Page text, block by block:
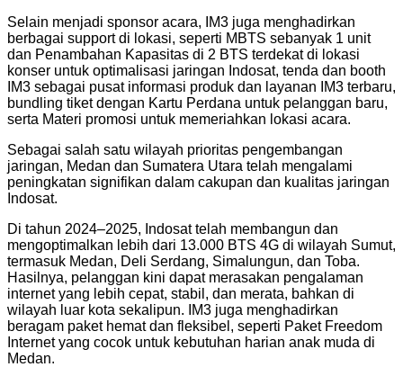
Selain menjadi sponsor acara, IM3 juga menghadirkan
berbagai support di lokasi, seperti MBTS sebanyak 1 unit
dan Penambahan Kapasitas di 2 BTS terdekat di lokasi
konser untuk optimalisasi jaringan Indosat, tenda dan booth
IM3 sebagai pusat informasi produk dan layanan IM3 terbaru,
bundling tiket dengan Kartu Perdana untuk pelanggan baru,
serta Materi promosi untuk memeriahkan lokasi acara.
Sebagai salah satu wilayah prioritas pengembangan
jaringan, Medan dan Sumatera Utara telah mengalami
peningkatan signifikan dalam cakupan dan kualitas jaringan
Indosat.
Di tahun 2024–2025, Indosat telah membangun dan
mengoptimalkan lebih dari 13.000 BTS 4G di wilayah Sumut,
termasuk Medan, Deli Serdang, Simalungun, dan Toba.
Hasilnya, pelanggan kini dapat merasakan pengalaman
internet yang lebih cepat, stabil, dan merata, bahkan di
wilayah luar kota sekalipun. IM3 juga menghadirkan
beragam paket hemat dan fleksibel, seperti Paket Freedom
Internet yang cocok untuk kebutuhan harian anak muda di
Medan.